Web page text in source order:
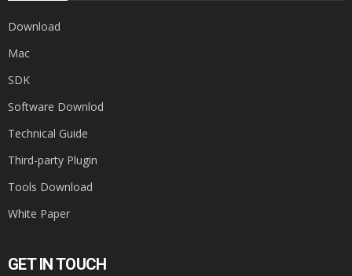
Download
Mac
SDK
Software Downlod
Technical Guide
Third-party Plugin
Tools Download
White Paper
GET IN TOUCH